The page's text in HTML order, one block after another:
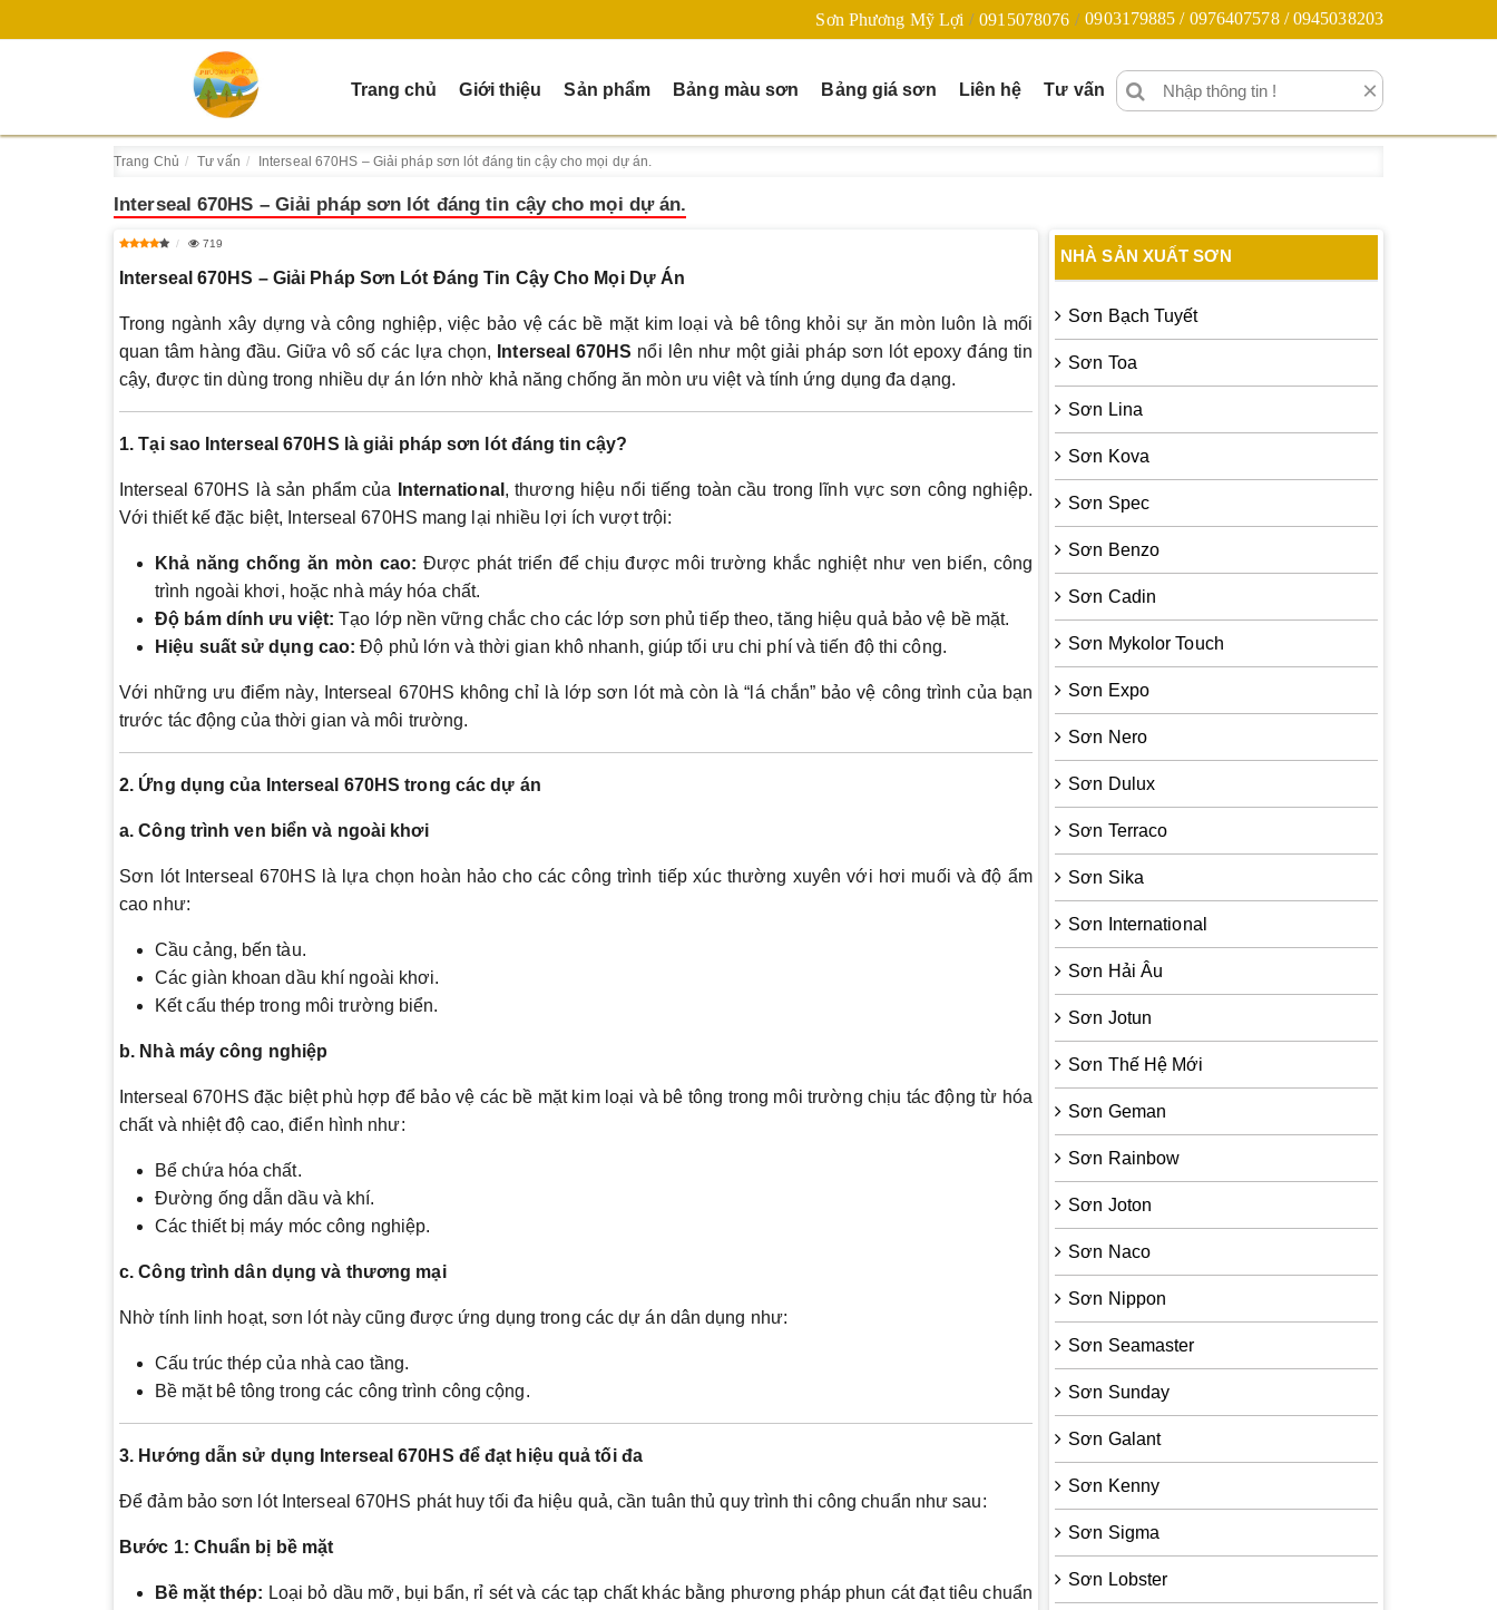
Sơn Phương Mỹ Lợi 0915078076 0903179885 / 0976407578 / 0945038203
Trang chủ Giới thiệu Sản phẩm Bảng màu sơn Bảng giá sơn Liên hệ Tư vấn ×
Trang Chủ Tư vấn Interseal 670HS – Giải pháp sơn lót đáng tin cậy cho mọi dự án.
Interseal 670HS – Giải pháp sơn lót đáng tin cậy cho mọi dự án.
719
Interseal 670HS – Giải Pháp Sơn Lót Đáng Tin Cậy Cho Mọi Dự Án
Trong ngành xây dựng và công nghiệp, việc bảo vệ các bề mặt kim loại và bê tông khỏi sự ăn mòn luôn là mối
quan tâm hàng đầu. Giữa vô số các lựa chọn,
Interseal 670HS nổi lên như một giải pháp sơn lót epoxy đáng tin
cậy, được tin dùng trong nhiều dự án lớn nhờ khả năng chống ăn mòn ưu việt và tính ứng dụng đa dạng.
1. Tại sao Interseal 670HS là giải pháp sơn lót đáng tin cậy?
Interseal 670HS là sản phẩm của International , thương hiệu nổi tiếng toàn cầu trong lĩnh vực sơn công nghiệp.
Với thiết kế đặc biệt, Interseal 670HS mang lại nhiều lợi ích vượt trội:
Khả năng chống ăn mòn cao: Được phát triển để chịu được môi trường khắc nghiệt như ven biển, công
trình ngoài khơi, hoặc nhà máy hóa chất.
Độ bám dính ưu việt: Tạo lớp nền vững chắc cho các lớp sơn phủ tiếp theo, tăng hiệu quả bảo vệ bề mặt.
Hiệu suất sử dụng cao: Độ phủ lớn và thời gian khô nhanh, giúp tối ưu chi phí và tiến độ thi công.
Với những ưu điểm này, Interseal 670HS không chỉ là lớp sơn lót mà còn là “lá chắn” bảo vệ công trình của bạn
trước tác động của thời gian và môi trường.
2. Ứng dụng của Interseal 670HS trong các dự án
a. Công trình ven biển và ngoài khơi
Sơn lót Interseal 670HS là lựa chọn hoàn hảo cho các công trình tiếp xúc thường xuyên với hơi muối và độ ẩm
cao như:
Cầu cảng, bến tàu.
Các giàn khoan dầu khí ngoài khơi.
Kết cấu thép trong môi trường biển.
b. Nhà máy công nghiệp
Interseal 670HS đặc biệt phù hợp để bảo vệ các bề mặt kim loại và bê tông trong môi trường chịu tác động từ hóa
chất và nhiệt độ cao, điển hình như:
Bể chứa hóa chất.
Đường ống dẫn dầu và khí.
Các thiết bị máy móc công nghiệp.
c. Công trình dân dụng và thương mại
Nhờ tính linh hoạt, sơn lót này cũng được ứng dụng trong các dự án dân dụng như:
Cấu trúc thép của nhà cao tầng.
Bề mặt bê tông trong các công trình công cộng.
3. Hướng dẫn sử dụng Interseal 670HS để đạt hiệu quả tối đa
Để đảm bảo sơn lót Interseal 670HS phát huy tối đa hiệu quả, cần tuân thủ quy trình thi công chuẩn như sau:
Bước 1: Chuẩn bị bề mặt
Bề mặt thép: Loại bỏ dầu mỡ, bụi bẩn, rỉ sét và các tạp chất khác bằng phương pháp phun cát đạt tiêu chuẩn
NHÀ SẢN XUẤT SƠN
Sơn Bạch Tuyết
Sơn Toa
Sơn Lina
Sơn Kova
Sơn Spec
Sơn Benzo
Sơn Cadin
Sơn Mykolor Touch
Sơn Expo
Sơn Nero
Sơn Dulux
Sơn Terraco
Sơn Sika
Sơn International
Sơn Hải Âu
Sơn Jotun
Sơn Thế Hệ Mới
Sơn Geman
Sơn Rainbow
Sơn Joton
Sơn Naco
Sơn Nippon
Sơn Seamaster
Sơn Sunday
Sơn Galant
Sơn Kenny
Sơn Sigma
Sơn Lobster